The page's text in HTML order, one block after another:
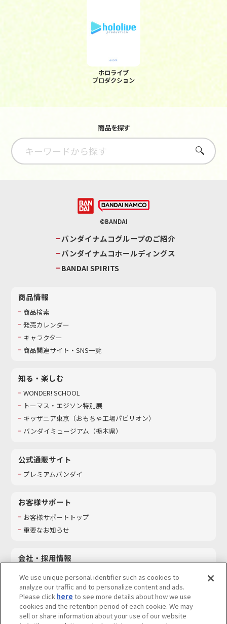
ホロライブ
プロダクション
商品を探す
さがす
©BANDAI
バンダイナムコグループのご紹介
バンダイナムコホールディングス
BANDAI SPIRITS
商品情報
商品検索
発売カレンダー
キャラクター
商品関連サイト・SNS一覧
知る・楽しむ
WONDER! SCHOOL
トーマス・エジソン特別展
キッザニア東京（おもちゃ工場パビリオン）​
バンダイミュージアム（栃木県）
公式通販サイト
プレミアムバンダイ
お客様サポート
お客様サポートトップ
重要なお知らせ
会社・採用情報
採用情報
サステナビリティ
お問い合わせ
We use unique personal identifier such as cookies to
analyze our traffic and to personalize content and ads.
Please click here to see more details about how we use
cookies and the retention period of each cookie. We may
sell or share information about your use of our website